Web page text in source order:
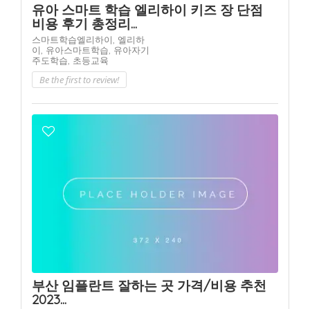
유아 스마트 학습 엘리하이 키즈 장 단점
비용 후기 총정리...
스마트학습엘리하이, 엘리하
이, 유아스마트학습, 유아자기
주도학습, 초등교육
Be the first to review!
부산 임플란트 잘하는 곳 가격/비용 추천
2023...